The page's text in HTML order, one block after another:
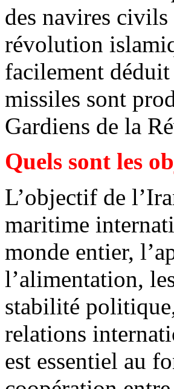
des navires civils
révolution
facilement déduit
missiles sont
Gardiens de la
Quels sont les
L’objectif de
maritime
monde entier,
l’alimentation,
stabilité
relations
est essentiel au